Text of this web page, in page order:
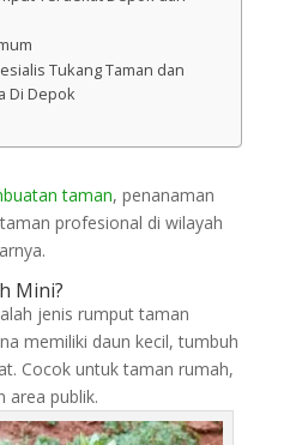
Tukang Taman dan
Di Depok
taman, penanaman
profesional di wilayah
Mini?
jenis rumput taman
memiliki daun kecil, tumbuh
Cocok untuk taman rumah,
area publik.